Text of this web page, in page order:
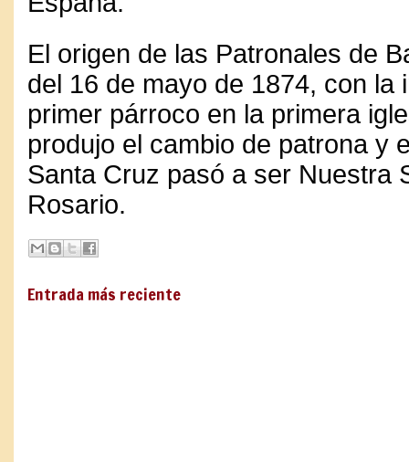
El origen de las Patronales de
del 16 de mayo de 1874, con la
primer párroco en la primera
produjo el cambio de patrona y
Santa Cruz pasó a ser Nuestra
Rosario.
Entrada más reciente